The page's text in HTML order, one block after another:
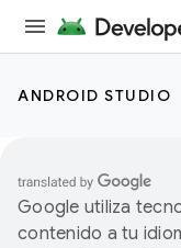
ANDROID STUDIO
Google utiliza
contenido a tu